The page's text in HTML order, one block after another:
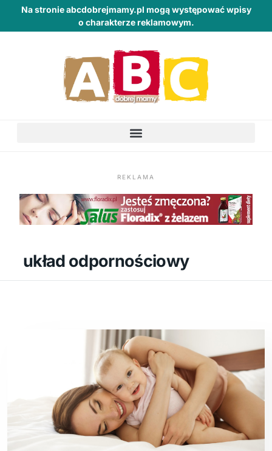
Na stronie abcdobrejmamy.pl mogą występować wpisy
o charakterze reklamowym.
REKLAMA
układ odpornościowy